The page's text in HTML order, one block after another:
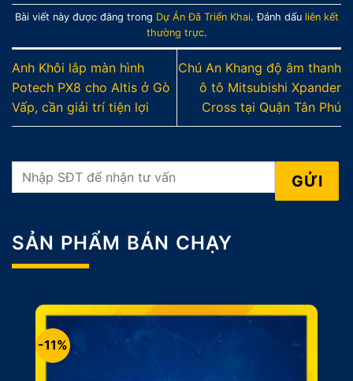
Bài viết này được đăng trong Dự Án Đã Triển Khai. Đánh dấu liên kết
thường trực.
Anh Khôi lắp màn hình
Potech PX8 cho Altis ở Gò
Vấp, cần giải trí tiện lợi
Chú An Khang độ âm thanh
ô tô Mitsubishi Xpander
Cross tại Quận Tân Phú
SẢN PHẨM BÁN CHẠY
-11%